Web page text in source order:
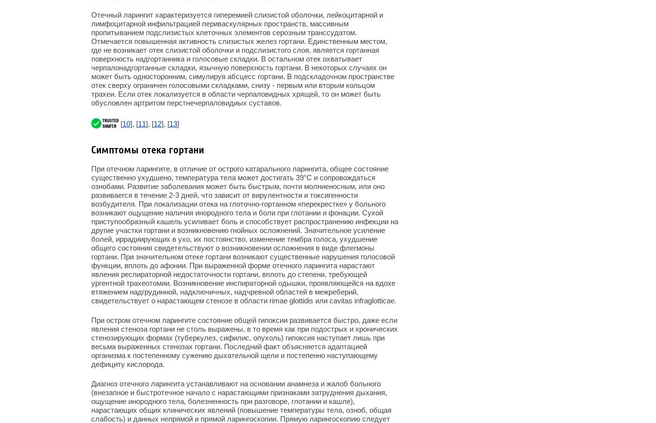
Отечный ларингит характеризуется гиперемией слизистой оболочки, лейкоцитарной и
лимфоцитарной инфильтрацией периваскулярных пространств, массивным
пропитыванием подслизистых клеточных элементов серозным транссудатом.
Отмечается повышенная активность слизистых желез гортани. Единственным местом,
где не возникает отек слизистой оболочки и подслизистого слоя, является гортанная
поверхность надгортанника и голосовые складки. В остальном отек охватывает
черпалонадгортанные складки, язычную поверхность гортани. В некоторых случаях он
может быть односторонним, симулируя абсцесс гортани. В подскладочном пространстве
отек сверху ограничен голосовыми складками, снизу - первым или вторым кольцом
трахеи. Если отек локализуется в области черпаловидных хрящей, то он может быть
обусловлен артритом перстнечерпаловидиых суставов.
[10], [11], [12], [13]
Симптомы отека гортани
При отечном ларингите, в отличие от острого катарального ларингита, общее состояние
существенно ухудшено, температура тела может достигать 39°С и сопровождаться
ознобами. Развитие заболевания может быть быстрым, почти молниеносным, или оно
развиваегся в течение 2-3 дней, что зависит от вирулентности и токсигенности
возбудителя. При локализации отека на глоточно-гортанном «перекрестке» у больного
возникают ощущение наличия инородного тела и боли при глотании и фонации. Сухой
приступообразный кашель усиливает боль и способствует распространению инфекции на
другие участки гортани и возникновению гнойных осложнений. Значительное усиление
болей, иррадиирующих в ухо, их постоянство, изменение тембра голоса, ухудшение
общего состояния свидетельствуют о возникновении осложнения в виде флегмоны
гортани. При значительном отеке гортани возникают существенные нарушения голосовой
функции, вплоть до афонии. При выраженной форме отечного ларингита нарастают
явления респираторной недостаточности гортани, вплоть до степени, требующей
ургентной трахеотомии. Возникновение инспираторной одышки, проявляющейся на вдохе
втяжением надгрудинной, надключичных, надчревной областей в межреберий,
свидетельствует о нарастающем стенозе в области rimae glottidis или cavitas infraglotticae.
При остром отечном ларингите состояние общей гипоксии развивается быстро, даже если
явления стеноза гортани не столь выражены, в то время как при подострых и хронических
стенозирующих формах (туберкулез, сифилис, опухоль) гипоксия наступает лишь при
весьма выраженных стенозах гортани. Последний факт объясняется адаптацией
организма к постепенному сужению дыхательной щели и постепенно наступающему
дефициту кислорода.
Диагноз отечного ларингита устанавливают на основании анамнеза и жалоб больного
(внезапное и быстротечное начало с нарастающими признаками затруднения дыхания,
ощущение инородного тела, болезненность при разговоре, глотании и кашле),
нарастающих общих клинических явлений (повышение температуры тела, озноб, общая
слабость) и данных непрямой и прямой ларингоскопии. Прямую ларингоскопию следует